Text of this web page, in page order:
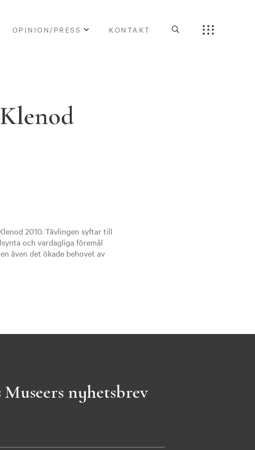
OPINION/PRESS KONTAKT
2010. Tävlingen syftar till
och vardagliga föremål
även det ökade behovet av
Museers nyhetsbrev